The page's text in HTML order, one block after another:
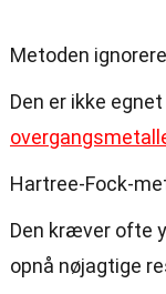
Metoden
Den er ikke
Hartree-Fock-
Den kræver ofte
opnå nøjagtige